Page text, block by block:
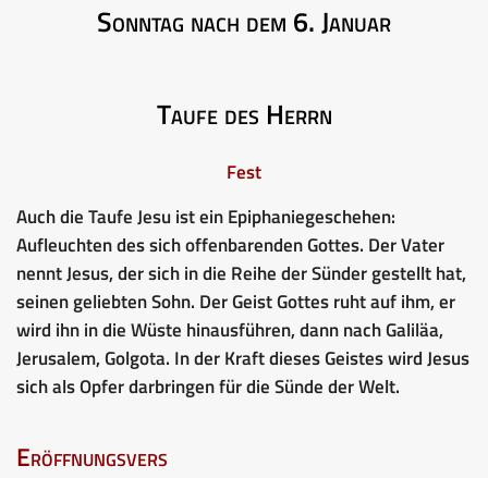
Sonntag nach dem 6. Januar
Taufe des Herrn
Fest
Auch die Taufe Jesu ist ein Epiphaniegeschehen:
Aufleuchten des sich offenbarenden Gottes. Der Vater
nennt Jesus, der sich in die Reihe der Sünder gestellt hat,
seinen geliebten Sohn. Der Geist Gottes ruht auf ihm, er
wird ihn in die Wüste hinausführen, dann nach Galiläa,
Jerusalem, Golgota. In der Kraft dieses Geistes wird Jesus
sich als Opfer darbringen für die Sünde der Welt.
Eröffnungsvers